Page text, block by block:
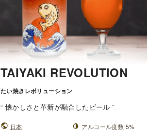
TAIYAKI REVOLUTION
たい焼きレボリューション
“懐かしさと革新が融合したビール ”
日本
アルコール度数 5%